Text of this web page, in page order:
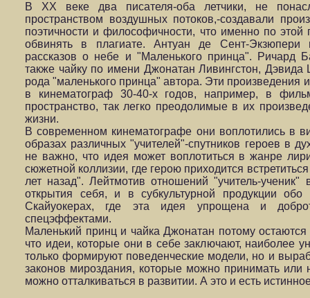
В ХХ веке два писателя-оба летчики, не
пространством воздушных потоков,-создавали
поэтичности и философичности, что именно по этой
обвинять в плагиате. Антуан де Сент-Экзюпери
рассказов о небе и "Маленького принца". Ричард
также чайку по имени Джонатан Ливингстон,
рода "маленького принца" автора. Эти произведения
в кинематограф 30-40-х годов, например, в
пространство, так легко преодолимые в их
жизни.
В современном кинематографе они воплотились в
образах различных "учителей"-спутников героев в
не важно, что идея может воплотиться в жанре
сюжетной коллизии, где герою приходится
лет назад". Лейтмотив отношений "учитель-
открытия себя, и в субкультурной продукции
Скайуокерах, где эта идея упрощена и
спецэффектами.
Маленький принц и чайка Джонатан потому
что идеи, которые они в себе заключают, наиболее
только формируют поведенческие модели, но и
законов мироздания, которые можно принимать или
можно отталкиваться в развитии. А это и есть